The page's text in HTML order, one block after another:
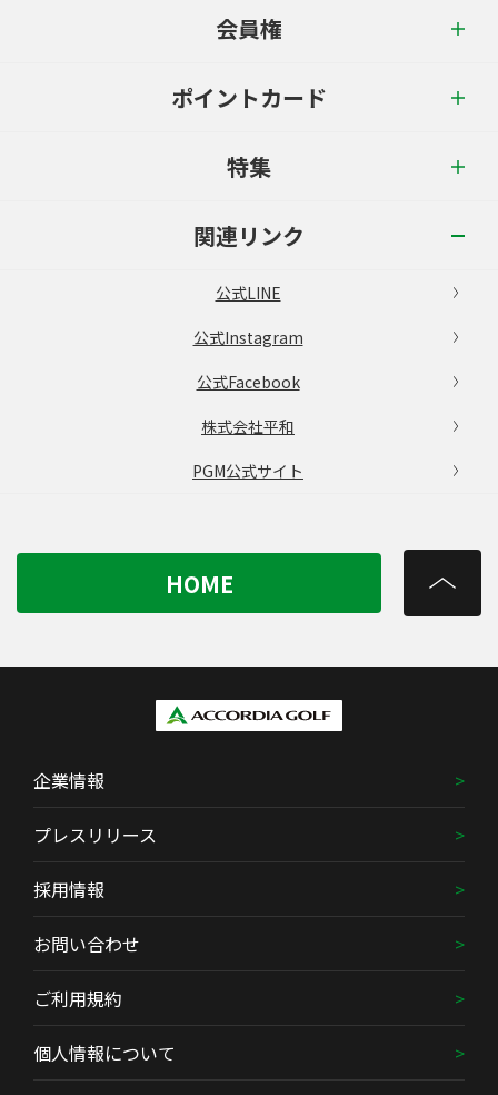
会員権
ポイントカード
特集
関連リンク
公式LINE
公式Instagram
公式Facebook
株式会社平和
PGM公式サイト
HOME
企業情報
プレスリリース
採用情報
お問い合わせ
ご利用規約
個人情報について